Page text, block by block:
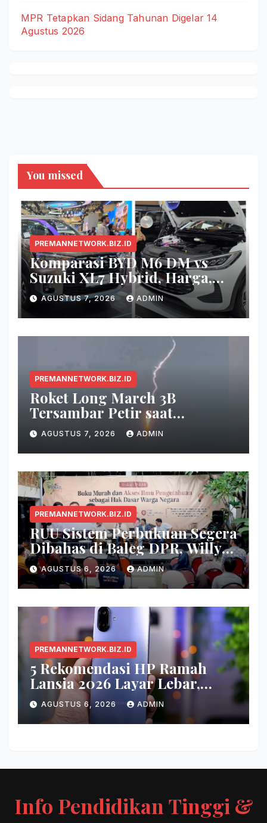
MPR Tetapkan Sidang Tahunan Digelar 14
Agustus 2026
You missed
PREMANNETWORK.BIZ.ID
Komparasi BYD M6 DM vs
Suzuki XL7 Hybrid, Harga,
Fitur, dan Seberapa Irit?
AGUSTUS 7, 2026 ADMIN
PREMANNETWORK.BIZ.ID
Roket Long March 3B
Tersambar Petir saat
Meluncur, Misi Tetap Berhasil
AGUSTUS 7, 2026 ADMIN
PREMANNETWORK.BIZ.ID
RUU Sistem Perbukuan Segera
Dibahas di Baleg DPR, Willy
Aditya: Buku Itu Makanan
Otak
AGUSTUS 6, 2026 ADMIN
PREMANNETWORK.BIZ.ID
5 Rekomendasi HP Ramah
Lansia 2026 Layar Lebar,
Menu Simpel, dan Baterai
Awet
AGUSTUS 6, 2026 ADMIN
Info Pendidikan Tinggi &